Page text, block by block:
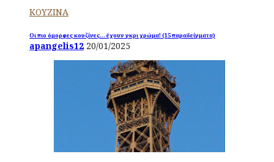
ΚΟΥΖΙΝΑ
Οι πιο όμορφες κουζίνες… έχουν γκρι χρώμα! (15 παραδείγματα)
apangelis12 20/01/2025